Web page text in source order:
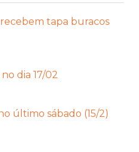
tapa buracos
dia 17/02
último sábado (15/2)